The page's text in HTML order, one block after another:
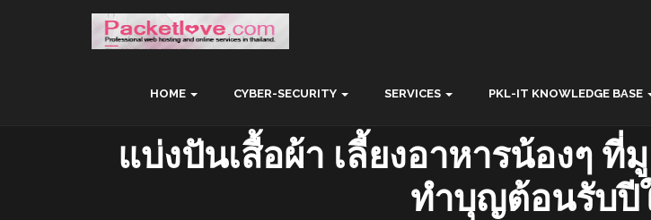
HOME CYBER-SECURITY SERVICES PKL-IT KNOWLEDGE BASE
แบ่งปันเสื้อผ้า เลี้ยงอาหารน้องๆ
ทำบุญต้อนรับปี